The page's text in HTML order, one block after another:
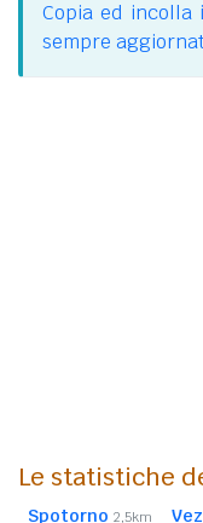
Copia ed
sempre
Le statistiche
Spotorno 2,5km